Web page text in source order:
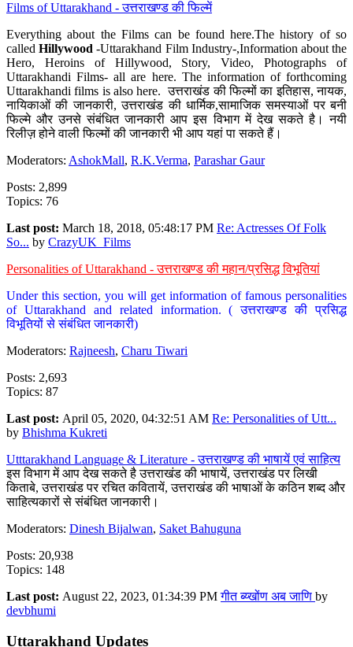
Films of Uttarakhand - उत्तराखण्ड की फिल्में
Everything about the Films can be found here.The history of so
calledHillywood-Uttarakhand Film Industry-,Information about the
Hero, Heroins of Hillywood, Story, Video, Photographs of
Uttarakhandi Films- all are here. The information of forthcoming
Uttarakhandi films is also here. उत्तराखंड की फिल्मों का इतिहास, नायक,
नायिकाओं की जानकारी, उत्तराखंड की धार्मिक,सामाजिक समस्याओं पर बनी
फिल्मे और उनसे संबंधित जानकारी आप इस विभाग में देख सकते है। नयी
रिलीज़ होने वाली फिल्मों की जानकारी भी आप यहां पा सकते हैं।
Moderators: AshokMall, R.K.Verma, Parashar Gaur
Posts: 2,899
Topics: 76
Last post: March 18, 2018, 05:48:17 PM Re: Actresses Of Folk
So... by CrazyUK_Films
Personalities of Uttarakhand - उत्तराखण्ड की महान/प्रसिद्ध विभूतियां
Under this section, you will get information of famous personalities
of Uttarakhand and related information. ( उत्तराखण्ड की प्रसिद्ध
विभूतियों से संबंधित जानकारी)
Moderators: Rajneesh, Charu Tiwari
Posts: 2,693
Topics: 87
Last post: April 05, 2020, 04:32:51 AM Re: Personalities of Utt...
by Bhishma Kukreti
Utttarakhand Language & Literature - उत्तराखण्ड की भाषायें एवं साहित्य
इस विभाग में आप देख सकते है उत्तराखंड की भाषायें, उत्तराखंड पर लिखी
किताबे, उत्तराखंड पर रचित कवितायें, उत्तराखंड की भाषाओं के कठिन शब्द और
साहित्यकारों से संबंधित जानकारी।
Moderators: Dinesh Bijalwan, Saket Bahuguna
Posts: 20,938
Topics: 148
Last post: August 22, 2023, 01:34:39 PMगीत ब्य्खोंण अब जाणि by
devbhumi
Uttarakhand Updates